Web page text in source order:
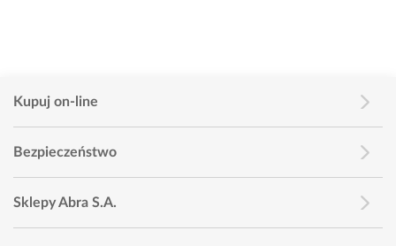
Kupuj on-line
Bezpieczeństwo
Sklepy Abra S.A.